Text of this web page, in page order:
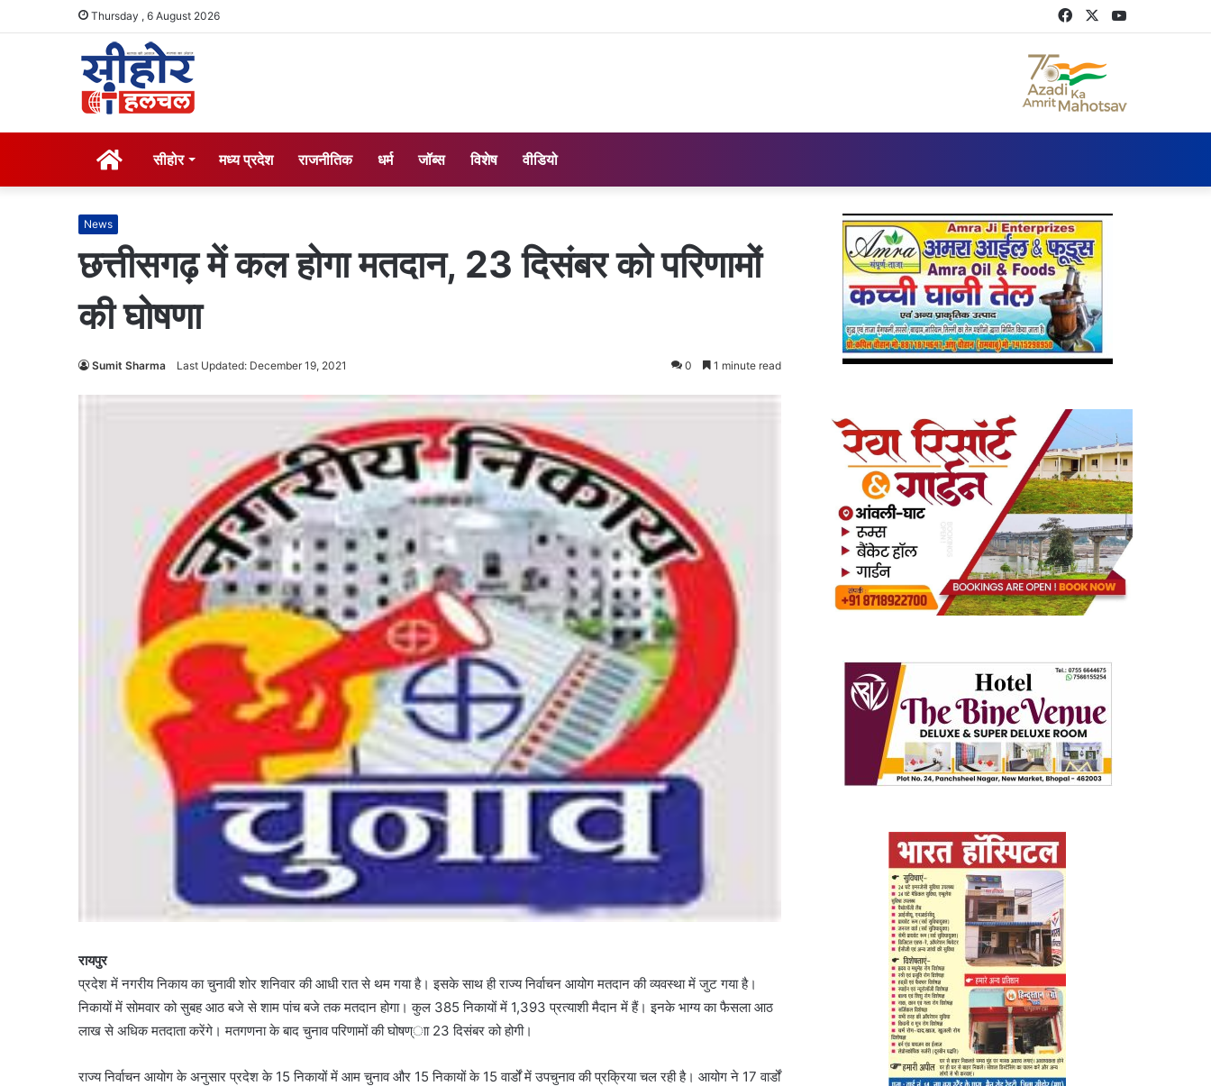
Thursday , 6 August 2026 Twitter
Facebook
सीहोर मध्य प्रदेश राजनीतिक धर्म जॉब्स विशेष वीडियो
News
छत्तीसगढ़ में कल होगा मतदान, 23 दिसंबर को परिणामों
की घोषणा
Sumit Sharma Last Updated: December 19, 2021 0 1 minute read
रायपुर
प्रदेश में नगरीय निकाय का चुनावी शोर शनिवार की आधी रात से थम गया है। इसके साथ ही राज्य निर्वाचन आयोग मतदान की व्यवस्था में जुट गया है।
निकायों में सोमवार को सुबह आठ बजे से शाम पांच बजे तक मतदान होगा। कुल 385 निकायों में 1,393 प्रत्याशी मैदान में हैं। इनके भाग्य का फैसला आठ
लाख से अधिक मतदाता करेंगे। मतगणना के बाद चुनाव परिणामों की घोषण्ाा 23 दिसंबर को होगी।
राज्य निर्वाचन आयोग के अनुसार प्रदेश के 15 निकायों में आम चुनाव और 15 निकायों के 15 वार्डों में उपचुनाव की प्रक्रिया चल रही है। आयोग ने 17 वार्डों